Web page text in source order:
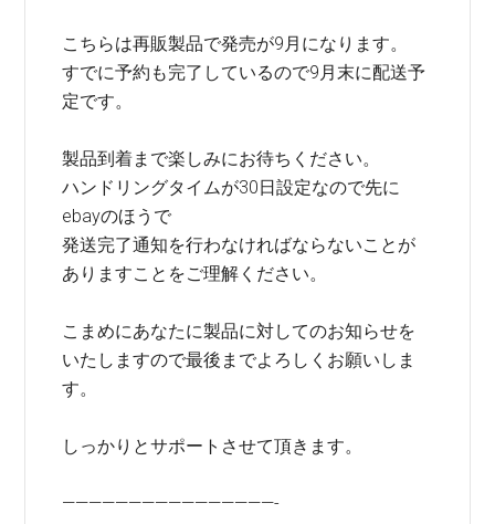
こちらは再販製品で発売が9月になります。
すでに予約も完了しているので9月末に配送予
定です。
製品到着まで楽しみにお待ちください。
ハンドリングタイムが30日設定なので先に
ebayのほうで
発送完了通知を行わなければならないことが
ありますことをご理解ください。
こまめにあなたに製品に対してのお知らせを
いたしますので最後までよろしくお願いしま
す。
しっかりとサポートさせて頂きます。
————————————————-